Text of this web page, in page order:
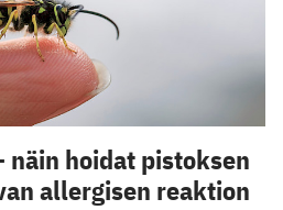
näin hoidat pistoksen
allergisen reaktion